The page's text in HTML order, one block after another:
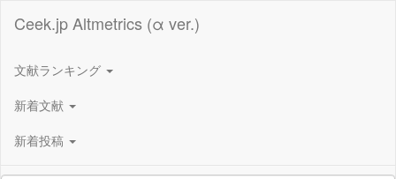
Ceek.jp Altmetrics (α ver.)
文献ランキング
新着文献
新着投稿